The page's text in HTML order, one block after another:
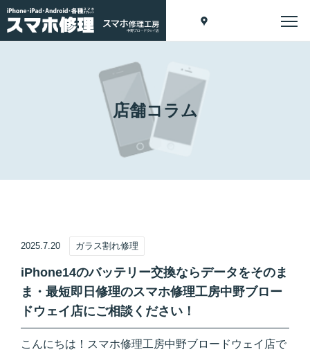
店舗コラム
2025.7.20 ガラス割れ修理
iPhone14のバッテリー交換ならデータをそのま
ま・最短即日修理のスマホ修理工房中野ブロー
ドウェイ店にご相談ください！
こんにちは！スマホ修理工房中野ブロードウェイ店で